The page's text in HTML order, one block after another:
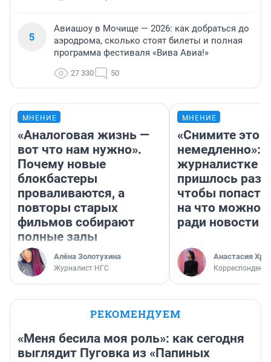
5
Авиашоу в Мочище — 2026: как добраться до
аэродрома, сколько стоят билеты и полная
программа фестиваля «Вива Авиа!»
27 330 50
МНЕНИЕ
«Аналоговая жизнь —
вот что нам нужно».
Почему новые
блокбастеры
проваливаются, а
повторы старых
фильмов собирают
полные залы
Алёна Золотухина
Журналист НГС
МНЕНИЕ
«Снимите это
немедленно»:
журналистке
пришлось
чтобы попасть
на что можно
ради новости
Анастасия
Корреспондент
РЕКОМЕНДУЕМ
«Меня бесила моя роль»: как сегодня
выглядит Пуговка из «Папиных